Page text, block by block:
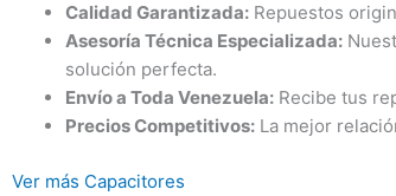
Calidad Garantizada: Repuestos
Asesoría Técnica Especializada:
solución perfecta.
Envío a Toda Venezuela: Recibe tus
Precios Competitivos: La mejor
Ver más Capacitores